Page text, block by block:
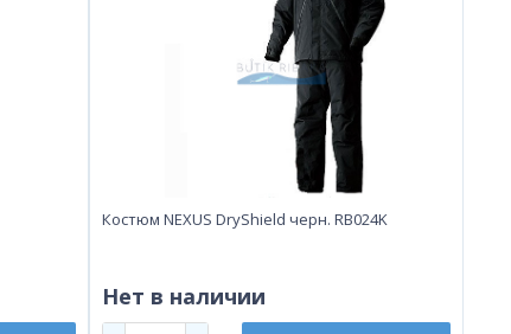
Костюм NEXUS DryShield черн. RB024K
Нет в наличии